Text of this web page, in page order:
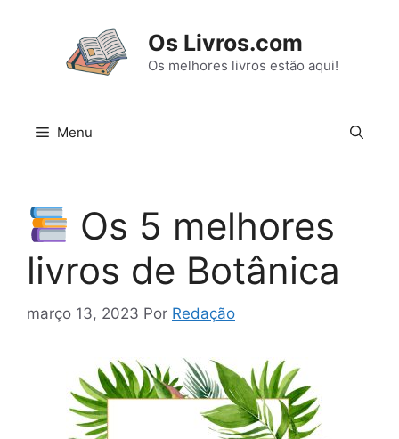
Os Livros.com
Os melhores livros estão aqui!
Menu
Os 5 melhores
livros de Botânica
março 13, 2023 Por Redação